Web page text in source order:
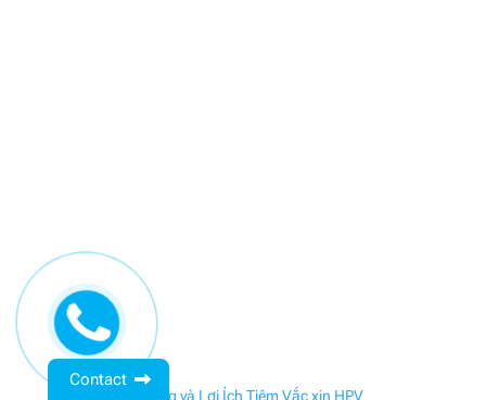
Tầm Quan Trọng và Lợi Ích Tiêm Vắc xin HPV
Contact